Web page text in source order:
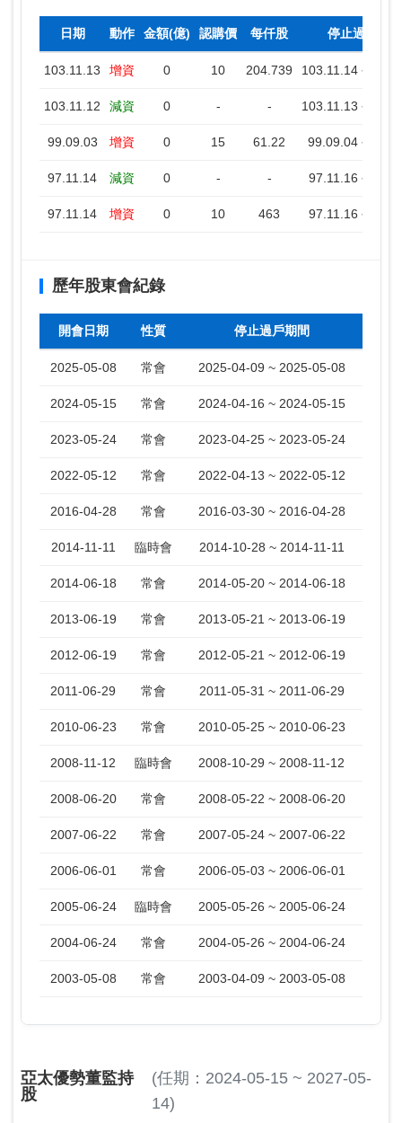
日期 動作 金額(億) 認購價 每仟股 停止過戶期間
103.11.13 增資 0 10 204.739 103.11.14 ~
103.11.12 減資 0 - - 103.11.13 ~
99.09.03 增資 0 15 61.22 99.09.04 ~
97.11.14 減資 0 - - 97.11.16 ~
97.11.14 增資 0 10 463 97.11.16 ~
歷年股東會紀錄
開會日期 性質 停止過戶期間
2025-05-08 常會 2025-04-09 ~ 2025-05-08
2024-05-15 常會 2024-04-16 ~ 2024-05-15
2023-05-24 常會 2023-04-25 ~ 2023-05-24
2022-05-12 常會 2022-04-13 ~ 2022-05-12
2016-04-28 常會 2016-03-30 ~ 2016-04-28
2014-11-11 臨時會 2014-10-28 ~ 2014-11-11
2014-06-18 常會 2014-05-20 ~ 2014-06-18
2013-06-19 常會 2013-05-21 ~ 2013-06-19
2012-06-19 常會 2012-05-21 ~ 2012-06-19
2011-06-29 常會 2011-05-31 ~ 2011-06-29
2010-06-23 常會 2010-05-25 ~ 2010-06-23
2008-11-12 臨時會 2008-10-29 ~ 2008-11-12
2008-06-20 常會 2008-05-22 ~ 2008-06-20
2007-06-22 常會 2007-05-24 ~ 2007-06-22
2006-06-01 常會 2006-05-03 ~ 2006-06-01
2005-06-24 臨時會 2005-05-26 ~ 2005-06-24
2004-06-24 常會 2004-05-26 ~ 2004-06-24
2003-05-08 常會 2003-04-09 ~ 2003-05-08
亞太優勢董監持
股
(任期：2024-05-15 ~ 2027-05-
14)